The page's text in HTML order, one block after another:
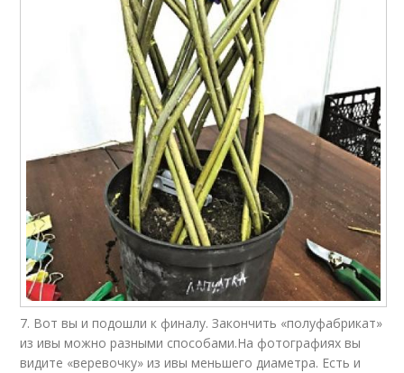
7. Вот вы и подошли к финалу. Закончить «полуфабрикат»
из ивы можно разными способами.На фотографиях вы
видите «веревочку» из ивы меньшего диаметра. Есть и